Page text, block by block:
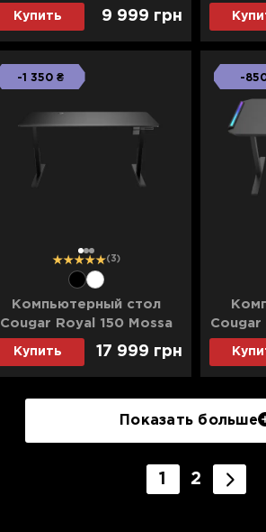
(Black) (UA)
Купить 9 999 грн
12 3
-1 350 ₴
(3)
Компьютерный стол
Cougar Royal 150 Mossa
(Black) (UA)
Купить 17 999 грн
-
Cougar
Показать больше
1 2